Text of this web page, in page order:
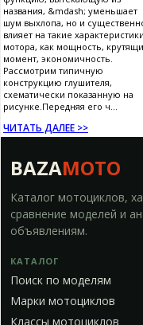
названия, &mdash; уменьшает
шум выхлопа, но и
влияет на такие характеристики
мотора, как мощность,
момент, экономичность.
Рассмотрим типичную
конструкцию глушителя,
схематически показанную на
рисунке.Передняя его ч...
ЧИТАТЬ ДАЛЕЕ >>
BAZAMOTO
Каталог мотоциклов,
сравнение моделей и
объявлениям.
КАТАЛОГ
Поиск по моделям
Марки мотоциклов
Классы мотоциклов